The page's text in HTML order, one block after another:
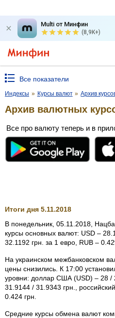
Multi от Минфин
(8,9K+)
Все показатели
Индексы » Курсы валют » Архив
Архив валютных
Все про валюту теперь и в
Итоги дня 5.11.2018
В понедельник, 05.11.2018,
курсы основных валют: USD –
32.1192 грн. за 1 евро, RUB –
На украинском межбанковском
цены снизились. К 17:00
уровни: доллар США (USD) – 28 /
31.9144 / 31.9343 грн.,
0.424 грн.
Средние курсы обмена валют